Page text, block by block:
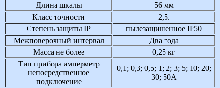
Длина шкалы
56 мм
Класс точности
2,5.
Степень защиты IP
пылезащищенное IP50
Межповерочный интервал
Два года
Масса не более
0,25 кг
Тип прибора амперметр
непосредственное
подключение
0,1; 0,3; 0,5; 1; 2; 3; 5; 10; 20;
30; 50А